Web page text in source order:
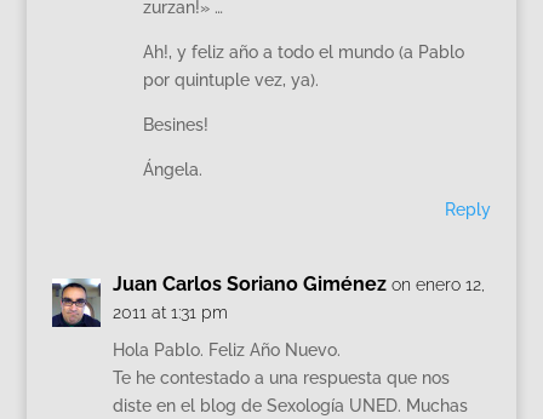
zurzan!» …
Ah!, y feliz año a todo el mundo (a Pablo
por quintuple vez, ya).
Besines!
Ángela.
Reply
Juan Carlos Soriano Giménez on enero 12,
2011 at 1:31 pm
Hola Pablo. Feliz Año Nuevo.
Te he contestado a una respuesta que nos
diste en el blog de Sexología UNED. Muchas